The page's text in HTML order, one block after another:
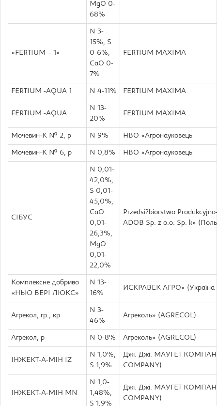
MgO 0-
68%
«FERTIUM – 1»
N 3-
15%, S
0-6%,
CaO 0-
7%
FERTIUM MAXIMA
FERTIUM -AQUA 1 N 4-11% FERTIUM MAXIMA
FERTIUM -AQUA
N 13-
20%
FERTIUM MAXIMA
Мочевин-К № 2, р N 9% НВО «Агронауковець
Мочевин-К № 6, р N 0,8% НВО «Агронауковець
СІБУС
N 0,01-
42,0%,
S 0,01-
45,0%,
CaO
0,01-
26,3%,
MgO
0,01-
22,0%
Przedsi?biorstwo
ADOB Sp. z o.o. Sp. k»
Комплексне добриво
«НЬЮ ВЕРІ ЛЮКС»
N 13-
16%
ИСКРАВЕК АГРО» (Україна
Агрекол, гр., кр
N 3-
46%
Агреколь» (AGRECOL)
Агрекол, р N 0-8% Агреколь» (AGRECOL)
ІНЖЕКТ-А-МІН IZ
N 1,0%,
S 1,9%
Джі. Джі. МАУГЕТ КОМПАНІ
COMPANY)
ІНЖЕКТ-А-МІН MN
N 1,0-
1,48%,
S 1,9%
Джі. Джі. МАУГЕТ КОМПАНІ
COMPANY)